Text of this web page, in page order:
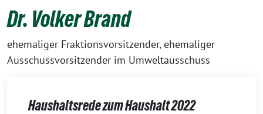
Dr. Volker Brand
ehemaliger Fraktionsvorsitzender, ehemaliger
Ausschussvorsitzender im Umweltausschuss
Haushaltsrede zum Haushalt 2022